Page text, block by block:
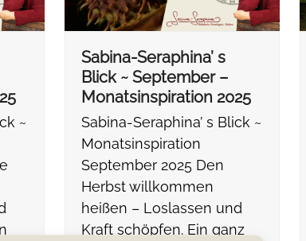
~
Sabina-Seraphina’ s
Blick ~ September –
Monatsinspiration 2025
Sabina-Seraphina’ s Blick ~
Monatsinspiration
September 2025 Den
Herbst willkommen
heißen – Loslassen und
Kraft schöpfen. Ein ganz